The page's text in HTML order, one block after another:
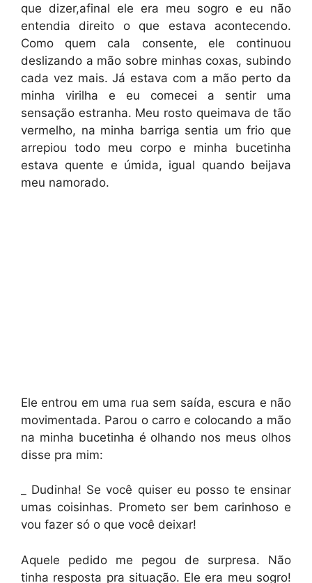
que dizer,afinal ele era meu sogro e eu não
entendia direito o que estava acontecendo.
Como quem cala consente, ele continuou
deslizando a mão sobre minhas coxas, subindo
cada vez mais. Já estava com a mão perto da
minha virilha e eu comecei a sentir uma
sensação estranha. Meu rosto queimava de tão
vermelho, na minha barriga sentia um frio que
arrepiou todo meu corpo e minha bucetinha
estava quente e úmida, igual quando beijava
meu namorado.
Ele entrou em uma rua sem saída, escura e não
movimentada. Parou o carro e colocando a mão
na minha bucetinha é olhando nos meus olhos
disse pra mim:
_ Dudinha! Se você quiser eu posso te ensinar
umas coisinhas. Prometo ser bem carinhoso e
vou fazer só o que você deixar!
Aquele pedido me pegou de surpresa. Não
tinha resposta pra situação. Ele era meu sogro!